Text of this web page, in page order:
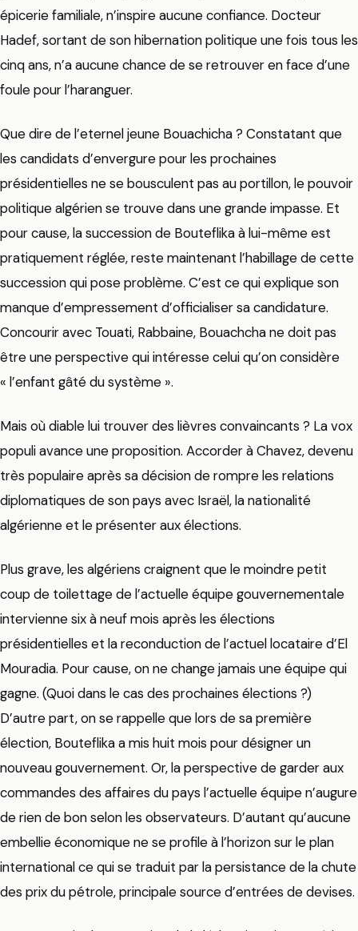
épicerie familiale, n’inspire aucune confiance. Docteur
Hadef, sortant de son hibernation politique une fois tous les
cinq ans, n’a aucune chance de se retrouver en face d’une
foule pour l’haranguer.
Que dire de l’eternel jeune Bouachicha ? Constatant que
les candidats d’envergure pour les prochaines
présidentielles ne se bousculent pas au portillon, le pouvoir
politique algérien se trouve dans une grande impasse. Et
pour cause, la succession de Bouteflika à lui-même est
pratiquement réglée, reste maintenant l’habillage de cette
succession qui pose problème. C’est ce qui explique son
manque d’empressement d’officialiser sa candidature.
Concourir avec Touati, Rabbaine, Bouachcha ne doit pas
être une perspective qui intéresse celui qu’on considère
« l’enfant gâté du système ».
Mais où diable lui trouver des lièvres convaincants ? La vox
populi avance une proposition. Accorder à Chavez, devenu
très populaire après sa décision de rompre les relations
diplomatiques de son pays avec Israël, la nationalité
algérienne et le présenter aux élections.
Plus grave, les algériens craignent que le moindre petit
coup de toilettage de l’actuelle équipe gouvernementale
intervienne six à neuf mois après les élections
présidentielles et la reconduction de l’actuel locataire d’El
Mouradia. Pour cause, on ne change jamais une équipe qui
gagne. (Quoi dans le cas des prochaines élections ?)
D’autre part, on se rappelle que lors de sa première
élection, Bouteflika a mis huit mois pour désigner un
nouveau gouvernement. Or, la perspective de garder aux
commandes des affaires du pays l’actuelle équipe n’augure
de rien de bon selon les observateurs. D’autant qu’aucune
embellie économique ne se profile à l’horizon sur le plan
international ce qui se traduit par la persistance de la chute
des prix du pétrole, principale source d’entrées de devises.